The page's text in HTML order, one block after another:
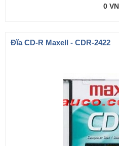
0
Đĩa CD-R Maxell - CDR-2422